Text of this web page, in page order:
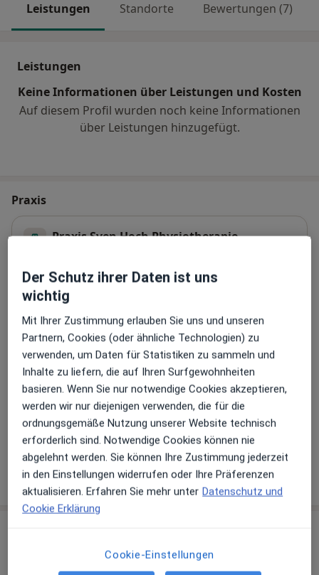
Leistungen Standorte Bewertungen (7)
Leistungen
Keine Informationen über Leistungen und Kosten
Auf diesem Profil wurden noch keine Informationen
über Leistungen hinzugefügt.
Praxis
Praxis Sven Hoch Physiotherapie
Verfügbarkeit
Sven Hoch bietet an diesem Standort über Jameda
keine Online-Terminbuchung an
Telefonnummer
06236 5...Telefonnummer anzeigen
06236 5...Telefonnummer anzeigen
Mehr Details anzeigen
über die Adresse
Bewerten
Der Schutz ihrer Daten ist uns
wichtig
Mit Ihrer Zustimmung erlauben Sie uns und unseren
Partnern, Cookies (oder ähnliche Technologien) zu
verwenden, um Daten für Statistiken zu sammeln und
Inhalte zu liefern, die auf Ihren Surfgewohnheiten
basieren. Wenn Sie nur notwendige Cookies akzeptieren,
werden wir nur diejenigen verwenden, die für die
ordnungsgemäße Nutzung unserer Website technisch
erforderlich sind. Notwendige Cookies können nie
abgelehnt werden. Sie können Ihre Zustimmung jederzeit
in den Einstellungen widerrufen oder Ihre Präferenzen
aktualisieren. Erfahren Sie mehr unter Datenschutz und
Cookie Erklärung
Cookie-Einstellungen